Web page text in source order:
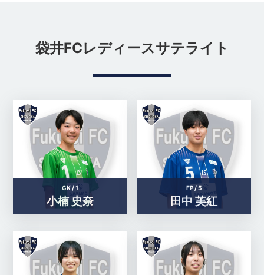
袋井FCレディースサテライト
GK /1
小楠 史奈
FP /5
田中 芙紅